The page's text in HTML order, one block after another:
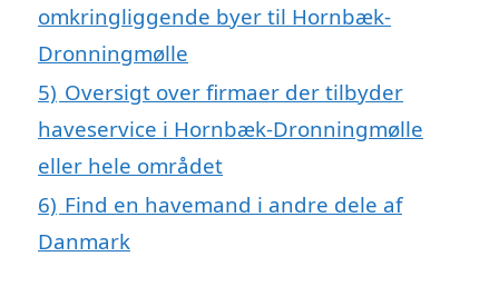
omkringliggende byer til Hornbæk-
Dronningmølle
5) Oversigt over firmaer der tilbyder
haveservice i Hornbæk-Dronningmølle
eller hele området
6) Find en havemand i andre dele af
Danmark